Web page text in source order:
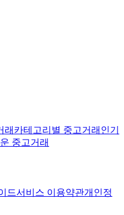
래 카테고리별 중고거래 인기
중고거래
드서비스 이용약관개인정